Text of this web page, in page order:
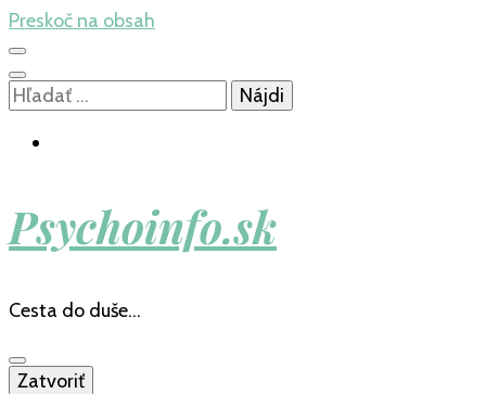
Preskoč na obsah
Hľadať:
Psychoinfo.sk
Cesta do duše…
Zatvoriť